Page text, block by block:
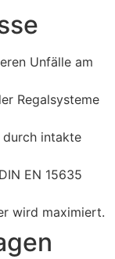
Unfälle am
Regalsysteme
intakte
EN 15635
wird maximiert.